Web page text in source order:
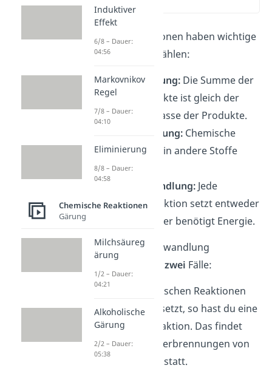
Chemische Reaktionen haben wichtige
Merkmale
. Dazu zählen:
Massenerhaltung: Die Summe der
Masse der Edukte ist gleich der
Summe der Masse der Produkte.
Stoffumwandlung: Chemische
Stoffe werden in andere Stoffe
umgewandelt.
Energieumwandlung: Jede
chemische Reaktion setzt entweder
Energie frei oder benötigt Energie.
Bei der Energieumwandlung
unterscheidest duzwei Fälle:
Wird bei chemischen Reaktionen
Energie freigesetzt, so hast du eine
exotherme
Reaktion. Das findet
vor allem bei Verbrennungen von
Stoffen häufig statt.
Induktiver
Effekt
6/8 – Dauer:
04:56
Markovnikov
Regel
7/8 – Dauer:
04:10
Eliminierung
8/8 – Dauer:
04:58
Chemische Reaktionen
Gärung
Milchsäureg
ärung
1/2 – Dauer:
04:21
Alkoholische
Gärung
2/2 – Dauer:
05:38